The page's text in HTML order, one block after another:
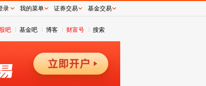
股吧 基金吧 博客 财富号 搜索
录 我的菜单 证券交易 基金交易